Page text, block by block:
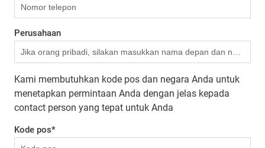
Perusahaan
Kami membutuhkan kode pos dan negara Anda untuk
menetapkan permintaan Anda dengan jelas kepada
contact person yang tepat untuk Anda
Kode pos*